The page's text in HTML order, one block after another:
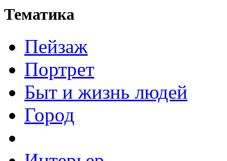
Тематика
Пейзаж
Портрет
Быт и жизнь людей
Город